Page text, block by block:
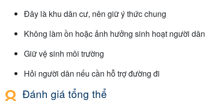
Đây là khu dân cư, nên giữ ý thức chung
Không làm ồn hoặc ảnh hưởng sinh hoạt người dân
Giữ vệ sinh môi trường
Hỏi người dân nếu cần hỗ trợ đường đi
Đánh giá tổng thể